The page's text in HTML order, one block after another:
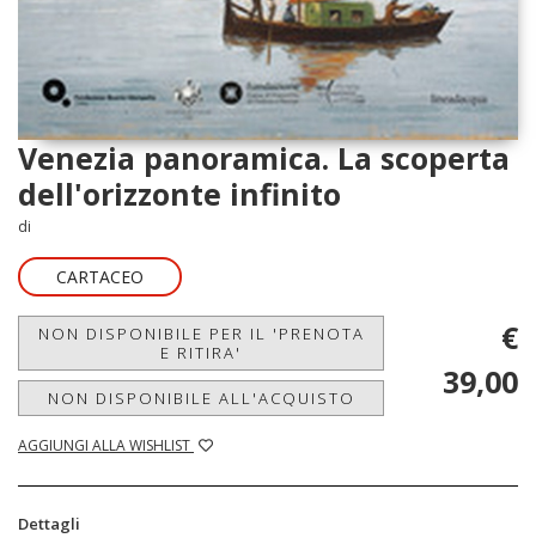
Venezia panoramica. La scoperta
dell'orizzonte infinito
di
CARTACEO
NON DISPONIBILE PER IL 'PRENOTA
E RITIRA'
NON DISPONIBILE ALL'ACQUISTO
AGGIUNGI ALLA WISHLIST
€
39,00
Dettagli